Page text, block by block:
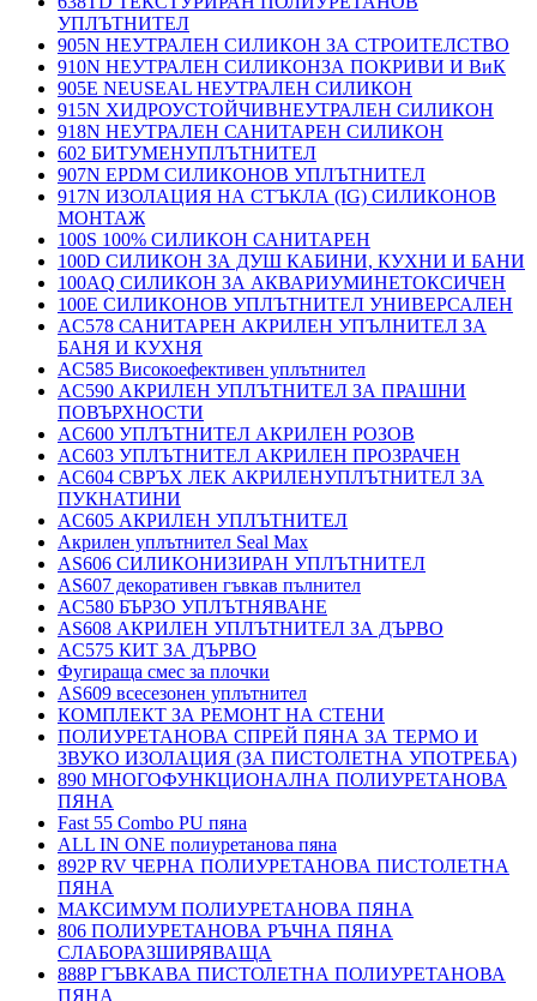
УПЛЪТНИТЕЛ
905N НЕУТРАЛЕН СИЛИКОН ЗА СТРОИТЕЛСТВО
910N НЕУТРАЛЕН СИЛИКОНЗА ПОКРИВИ И ВиК
905E NEUSEAL НЕУТРАЛЕН СИЛИКОН
915N ХИДРОУСТОЙЧИВНЕУТРАЛЕН СИЛИКОН
918N НЕУТРАЛЕН САНИТАРЕН СИЛИКОН
602 БИТУМЕНУПЛЪТНИТЕЛ
907N EPDM СИЛИКОНОВ УПЛЪТНИТЕЛ
917N ИЗОЛАЦИЯ НА СТЪКЛА (IG) СИЛИКОНОВ
МОНТАЖ
100S 100% СИЛИКОН САНИТАРЕН
100D СИЛИКОН ЗА ДУШ КАБИНИ, КУХНИ И БАНИ
100AQ СИЛИКОН ЗА АКВАРИУМИНЕТОКСИЧЕН
100E СИЛИКОНОВ УПЛЪТНИТЕЛ УНИВЕРСАЛЕН
AC578 САНИТАРЕН АКРИЛЕН УПЪЛНИТЕЛ ЗА
БАНЯ И КУХНЯ
AC585 Високоефективен уплътнител
AC590 АКРИЛЕН УПЛЪТНИТЕЛ ЗА ПРАШНИ
ПОВЪРХНОСТИ
AC600 УПЛЪТНИТЕЛ АКРИЛЕН РОЗОВ
AC603 УПЛЪТНИТЕЛ АКРИЛЕН ПРОЗРАЧЕН
AC604 СВРЪХ ЛЕК АКРИЛЕНУПЛЪТНИТЕЛ ЗА
ПУКНАТИНИ
AC605 АКРИЛЕН УПЛЪТНИТЕЛ
Акрилен уплътнител Seal Max
AS606 СИЛИКОНИЗИРАН УПЛЪТНИТЕЛ
AS607 декоративен гъвкав пълнител
AC580 БЪРЗО УПЛЪТНЯВАНЕ
AS608 АКРИЛЕН УПЛЪТНИТЕЛ ЗА ДЪРВО
AC575 КИТ ЗА ДЪРВО
Фугираща смес за плочки
AS609 всесезонен уплътнител
КОМПЛЕКТ ЗА РЕМОНТ НА СТЕНИ
ПОЛИУРЕТАНОВА СПРЕЙ ПЯНА ЗА ТЕРМО И
ЗВУКО ИЗОЛАЦИЯ (ЗА ПИСТОЛЕТНА УПОТРЕБА)
890 МНОГОФУНКЦИОНАЛНА ПОЛИУРЕТАНОВА
ПЯНА
Fast 55 Combo PU пяна
ALL IN ONE полиуретанова пяна
892P RV ЧЕРНА ПОЛИУРЕТАНОВА ПИСТОЛЕТНА
ПЯНА
МАКСИМУМ ПОЛИУРЕТАНОВА ПЯНА
806 ПОЛИУРЕТАНОВА РЪЧНА ПЯНА
СЛАБОРАЗШИРЯВАЩА
888P ГЪВКАВА ПИСТОЛЕТНА ПОЛИУРЕТАНОВА
ПЯНА